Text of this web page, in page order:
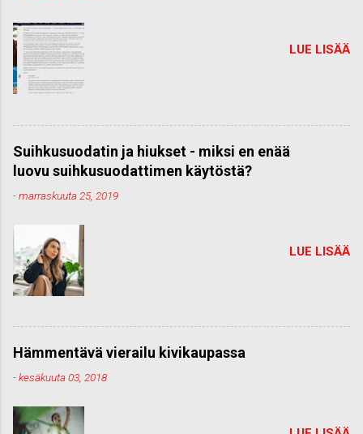
LUE LISÄÄ
Suihkusuodatin ja hiukset - miksi en enää
luovu suihkusuodattimen käytöstä?
-marraskuuta 25, 2019
LUE LISÄÄ
Hämmentävä vierailu kivikaupassa
-kesäkuuta 03, 2018